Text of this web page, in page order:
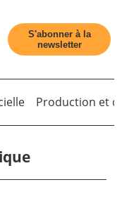
S'abonner à la
newsletter
Production et